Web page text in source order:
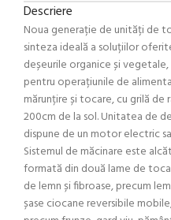
Descriere
Noua generație de unități de
sinteza ideală a soluțiilor
deșeurile organice și
pentru operațiunile de
mărunțire și tocare, cu grilă
200cm de la sol. Unitatea de
dispune de un motor electric
Sistemul de măcinare este
formată din două lame de
de lemn și fibroase, precum
șase ciocane reversibile